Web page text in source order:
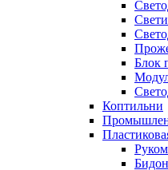
Блок
Коптильни